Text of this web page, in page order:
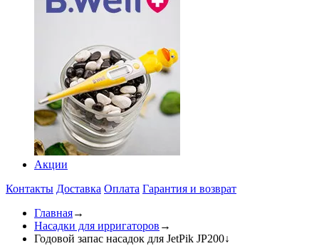
Акции
Контакты Доставка Оплата Гарантия и возврат
Главная→
Насадки для ирригаторов →
Годовой запас насадок для JetPik JP200↓